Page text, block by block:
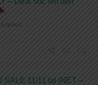
Expired
SALE 11/11 tại iNET –